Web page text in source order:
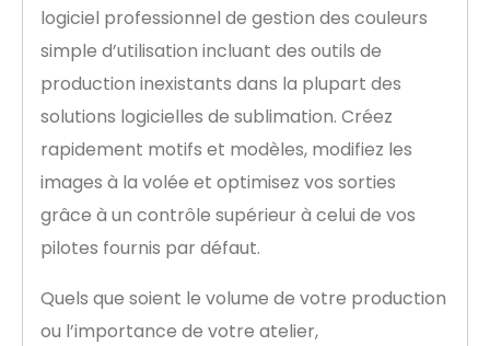
logiciel professionnel de gestion des couleurs
simple d’utilisation incluant des outils de
production inexistants dans la plupart des
solutions logicielles de sublimation. Créez
rapidement motifs et modèles, modifiez les
images à la volée et optimisez vos sorties
grâce à un contrôle supérieur à celui de vos
pilotes fournis par défaut.
Quels que soient le volume de votre production
ou l’importance de votre atelier,